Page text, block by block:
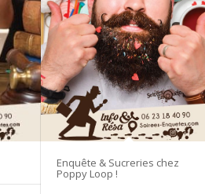
Enquête & Sucreries chez
Poppy Loop !